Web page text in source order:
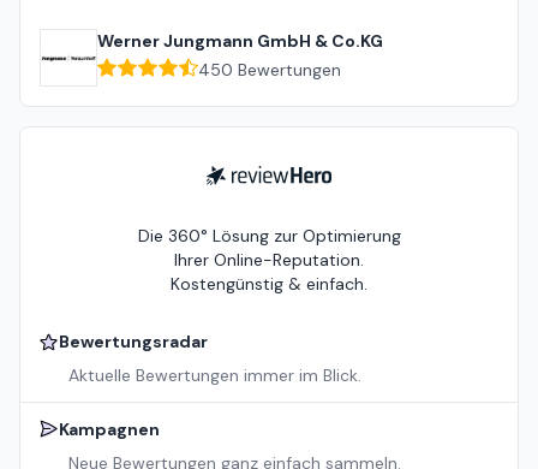
Werner Jungmann GmbH & Co.KG
450 Bewertungen
ReviewHero
Die 360° Lösung zur Optimierung
Ihrer Online-Reputation.
Kostengünstig & einfach.
Bewertungsradar
Aktuelle Bewertungen immer im Blick.
Kampagnen
Neue Bewertungen ganz einfach sammeln.